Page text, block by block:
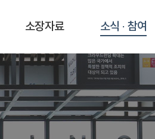
소장자료 소식 · 참여